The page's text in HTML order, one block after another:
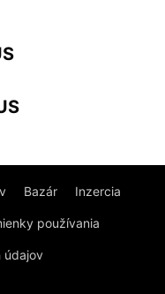
Bazár Inzercia
používania
údajov